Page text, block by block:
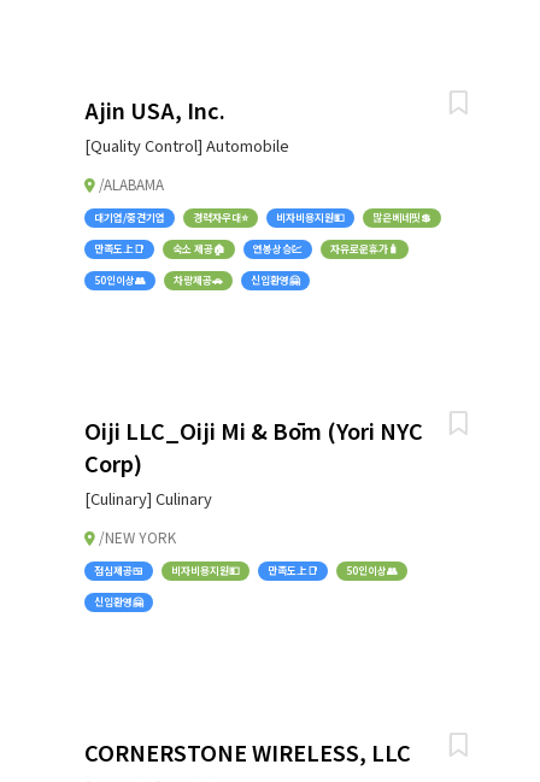
Ajin USA, Inc.
[Quality Control] Automobile
/ALABAMA
대기업/중견기업 경력자우대⭐ 비자비용지원💵
많은베네핏💲
만족도上📑
숙소 제공🏠 연봉상승💹
자유로운휴가🧳
50인이상👥
차량제공🚗 신입환영🤗
Oiji LLC_Oiji Mi & Bōm (Yori NYC
Corp)
[Culinary] Culinary
/NEW YORK
점심제공🍱 비자비용지원💵 만족도上📑
50인이상👥
신입환영🤗
CORNERSTONE WIRELESS, LLC